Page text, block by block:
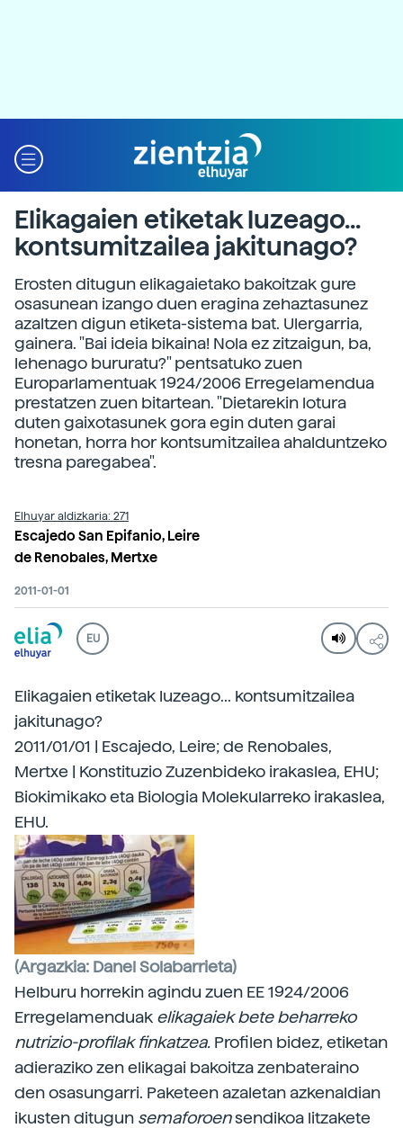
Elikagaien etiketak luzeago...
kontsumitzailea jakitunago?
Erosten ditugun elikagaietako bakoitzak gure
osasunean izango duen eragina zehaztasunez
azaltzen digun etiketa-sistema bat. Ulergarria,
gainera. "Bai ideia bikaina! Nola ez zitzaigun, ba,
lehenago bururatu?" pentsatuko zuen
Europarlamentuak 1924/2006 Erregelamendua
prestatzen zuen bitartean. "Dietarekin lotura
duten gaixotasunek gora egin duten garai
honetan, horra hor kontsumitzailea ahalduntzeko
tresna paregabea".
Elhuyar aldizkaria: 271
Escajedo San Epifanio, Leire
de Renobales, Mertxe
2011-01-01
EU
Elikagaien etiketak luzeago... kontsumitzailea
jakitunago?
2011/01/01 | Escajedo, Leire; de Renobales,
Mertxe | Konstituzio Zuzenbideko irakaslea, EHU;
Biokimikako eta Biologia Molekularreko irakaslea,
EHU.
(Argazkia: Danel Solabarrieta)
Helburu horrekin agindu zuen EE 1924/2006
Erregelamenduak elikagaiek bete beharreko
nutrizio-profilak finkatzea. Profilen bidez, etiketan
adieraziko zen elikagai bakoitza zenbateraino
den osasungarri. Paketeen azaletan azkenaldian
ikusten ditugun semaforoensendikoa litzakete